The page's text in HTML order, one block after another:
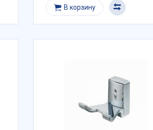
В корзину